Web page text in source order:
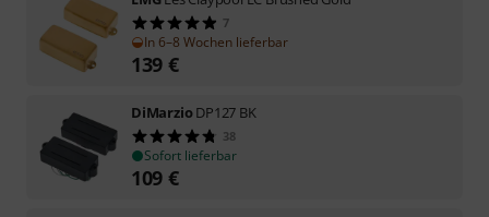
7
In 6–8 Wochen lieferbar
139 €
DiMarzioDP127 BK
38
Sofort lieferbar
109 €